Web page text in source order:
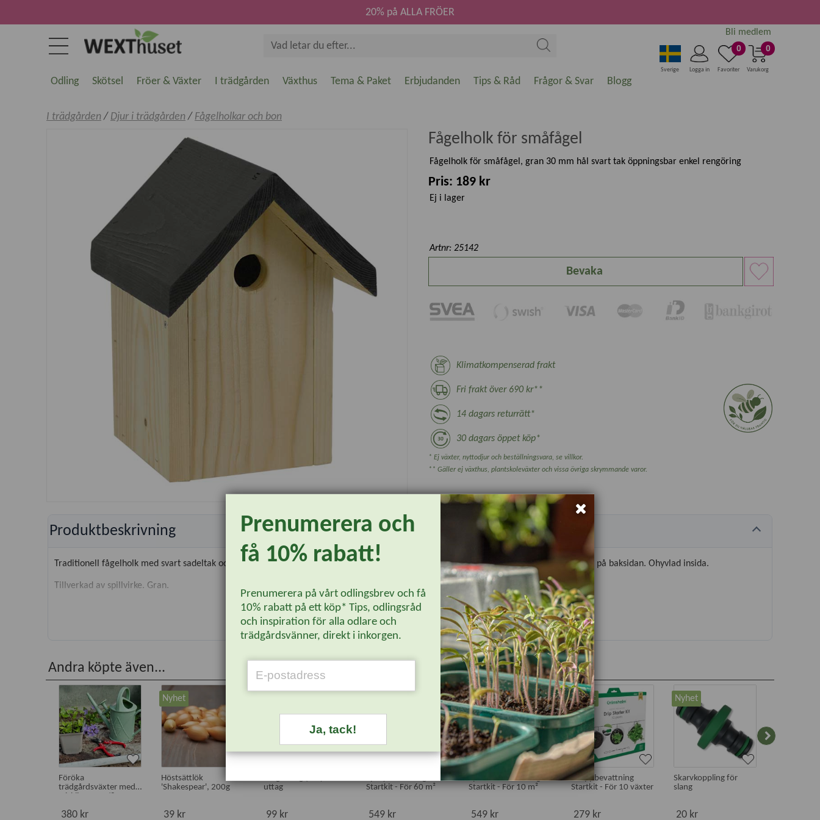
0
Varukorg
0
Favoriter
Logga in
Sverige
Bli medlem
20% på ALLA FRÖER
Odling Skötsel Fröer & Växter I trädgården Växthus Tema & Paket Erbjudanden Tips & Råd Frågor & Svar Blogg
I trädgården / Djur i trädgården / Fågelholkar och bon
Fågelholk för småfågel
Fågelholk för småfågel, gran 30 mm hål svart tak öppningsbar enkel rengöring
Pris: 189 kr
Ej i lager
Artnr: 25142
Bevaka
Klimatkompenserad frakt
Fri frakt över 690 kr**
14 dagars returrätt*
30 dagars öppet köp*
* Ej växter, nyttodjur och beställningsvara, se villkor.
** Gäller ej växthus, plantskoleväxter och vissa övriga skrymmande varor.
Produktbeskrivning
Traditionell fågelholk med svart sadeltak och 30 mm ingångshål. Öppningsbar framsida underlättar rengöringen. Bleck för upphängning på baksidan. Ohyvlad insida.
Tillverkad av spillvirke. Gran.
Läs mer...
Andra köpte även...
Föröka
trädgårdsväxter med
380 kr
Nyhet
Höstsättlök
'Shakespear', 200g
39 kr
Förgrening (1m) - 6
uttag
99 kr
Spraybevattning
Startkit - För 60 m²
549 kr
Nyhet
Sprinklerbevattning
Startkit - För 10 m²
549 kr
Nyhet
Droppbevattning
Startkit - För 10 växter
279 kr
Nyhet
Skarvkoppling för
slang
20 kr
Prenumerera och
få 10% rabatt!
Prenumerera på vårt odlingsbrev och få
10% rabatt på ett köp* Tips, odlingsråd
och inspiration för alla odlare och
trädgårdsvänner, direkt i inkorgen.
Ja, tack!